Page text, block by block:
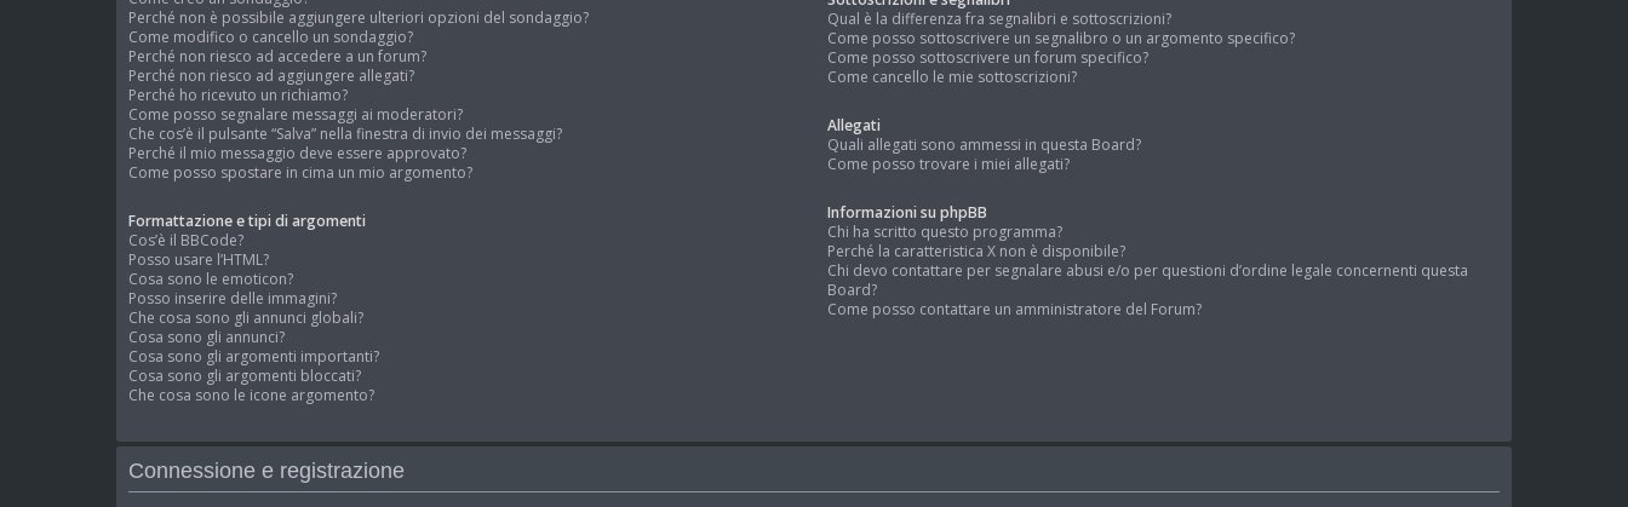
Perché non è possibile aggiungere ulteriori opzioni del sondaggio?
Come modifico o cancello un sondaggio?
Perché non riesco ad accedere a un forum?
Perché non riesco ad aggiungere allegati?
Perché ho ricevuto un richiamo?
Come posso segnalare messaggi ai moderatori?
Che cos’è il pulsante “Salva” nella finestra di invio dei messaggi?
Perché il mio messaggio deve essere approvato?
Come posso spostare in cima un mio argomento?
Formattazione e tipi di argomenti
Cos’è il BBCode?
Posso usare l’HTML?
Cosa sono le emoticon?
Posso inserire delle immagini?
Che cosa sono gli annunci globali?
Cosa sono gli annunci?
Cosa sono gli argomenti importanti?
Cosa sono gli argomenti bloccati?
Che cosa sono le icone argomento?
Qual è la differenza fra segnalibri e sottoscrizioni?
Come posso sottoscrivere un segnalibro o un argomento specifico?
Come posso sottoscrivere un forum specifico?
Come cancello le mie sottoscrizioni?
Allegati
Quali allegati sono ammessi in questa Board?
Come posso trovare i miei allegati?
Informazioni su phpBB
Chi ha scritto questo programma?
Perché la caratteristica X non è disponibile?
Chi devo contattare per segnalare abusi e/o per questioni d’ordine legale concernenti questa
Board?
Come posso contattare un amministratore del Forum?
Connessione e registrazione